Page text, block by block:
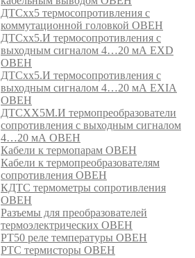
ДТСхх5 термосопротивления с
коммутационной головкой ОВЕН
ДТСхх5.И термосопротивления с
выходным сигналом 4…20 мА EXD
ОВЕН
ДТСхх5.И термосопротивления с
выходным сигналом 4…20 мА EXIA
ОВЕН
ДТСХХ5М.И термопреобразователи
сопротивления с выходным сигналом
4…20 мА ОВЕН
Кабели к термопарам ОВЕН
Кабели к термопреобразователям
сопротивления ОВЕН
КДТС термометры сопротивления
ОВЕН
Разъемы для преобразователей
термоэлектрических ОВЕН
РТ50 реле температуры ОВЕН
РТС термисторы ОВЕН